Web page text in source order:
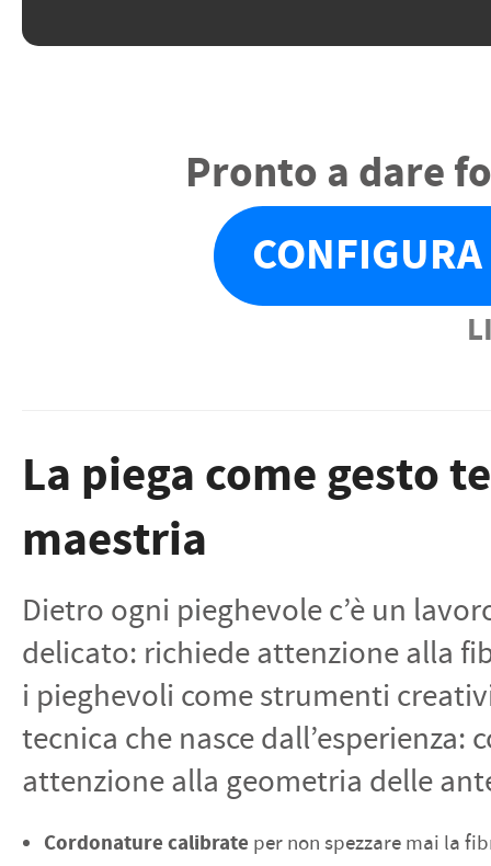
Pronto a dare
La piega come gesto
maestria
Dietro ogni pieghevole c’è un
delicato: richiede attenzione alla
i pieghevoli come strumenti
tecnica che nasce
attenzione alla geometria delle
Cordonature calibrate per non spezzare mai la